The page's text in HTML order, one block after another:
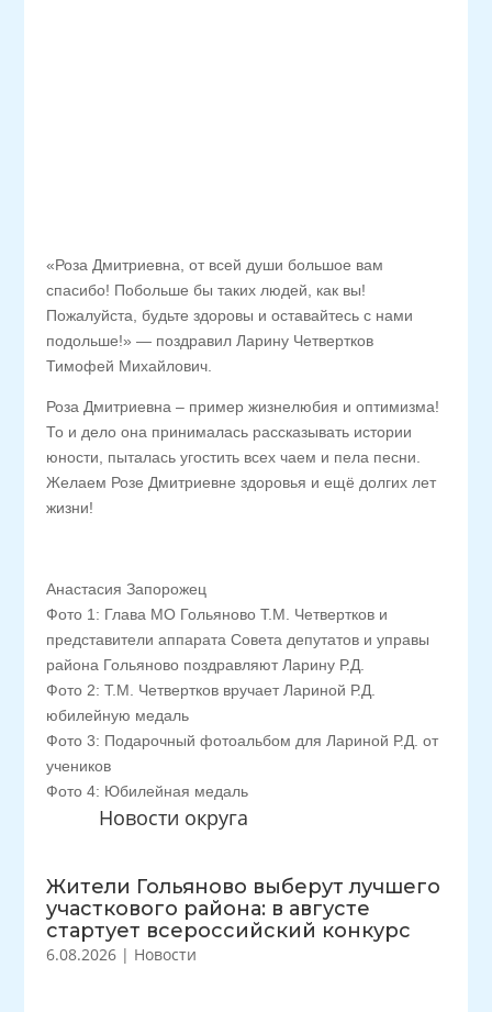
Новости округа
Жители Гольяново выберут лучшего
участкового района: в августе
стартует всероссийский конкурс
6.08.2026 | Новости
«Роза Дмитриевна, от всей души большое вам
спасибо! Побольше бы таких людей, как вы!
Пожалуйста, будьте здоровы и оставайтесь с нами
подольше!» — поздравил Ларину Четвертков
Тимофей Михайлович.
Роза Дмитриевна – пример жизнелюбия и оптимизма!
То и дело она принималась рассказывать истории
юности, пыталась угостить всех чаем и пела песни.
Желаем Розе Дмитриевне здоровья и ещё долгих лет
жизни!
Анастасия Запорожец
Фото 1: Глава МО Гольяново Т.М. Четвертков и
представители аппарата Совета депутатов и управы
района Гольяново поздравляют Ларину Р.Д.
Фото 2: Т.М. Четвертков вручает Лариной Р.Д.
юбилейную медаль
Фото 3: Подарочный фотоальбом для Лариной Р.Д. от
учеников
Фото 4: Юбилейная медаль